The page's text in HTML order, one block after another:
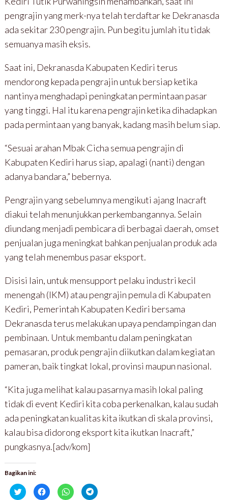
pengrajin yang merk-nya telah terdaftar ke Dekranasda
ada sekitar 230 pengrajin. Pun begitu jumlah itu tidak
semuanya masih eksis.
Saat ini, Dekranasda Kabupaten Kediri terus
mendorong kepada pengrajin untuk bersiap ketika
nantinya menghadapi peningkatan permintaan pasar
yang tinggi. Hal itu karena pengrajin ketika dihadapkan
pada permintaan yang banyak, kadang masih belum siap.
“Sesuai arahan Mbak Cicha semua pengrajin di
Kabupaten Kediri harus siap, apalagi (nanti) dengan
adanya bandara,” bebernya.
Pengrajin yang sebelumnya mengikuti ajang Inacraft
diakui telah menunjukkan perkembangannya. Selain
diundang menjadi pembicara di berbagai daerah, omset
penjualan juga meningkat bahkan penjualan produk ada
yang telah menembus pasar eksport.
Disisi lain, untuk mensupport pelaku industri kecil
menengah (IKM) atau pengrajin pemula di Kabupaten
Kediri, Pemerintah Kabupaten Kediri bersama
Dekranasda terus melakukan upaya pendampingan dan
pembinaan. Untuk membantu dalam peningkatan
pemasaran, produk pengrajin diikutkan dalam kegiatan
pameran, baik tingkat lokal, provinsi maupun nasional.
“Kita juga melihat kalau pasarnya masih lokal paling
tidak di event Kediri kita coba perkenalkan, kalau sudah
ada peningkatan kualitas kita ikutkan di skala provinsi,
kalau bisa didorong eksport kita ikutkan Inacraft,”
pungkasnya.[adv/kom]
Bagikan ini:
K
l
K
l
K
l
K
l